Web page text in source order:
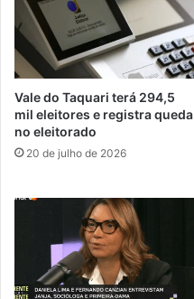
Vale do Taquari terá 294,5
mil eleitores e registra queda
no eleitorado
20 de julho de 2026